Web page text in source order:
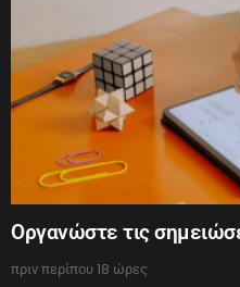
Οργανώστε τις
πριν περίπου 18 ώρες